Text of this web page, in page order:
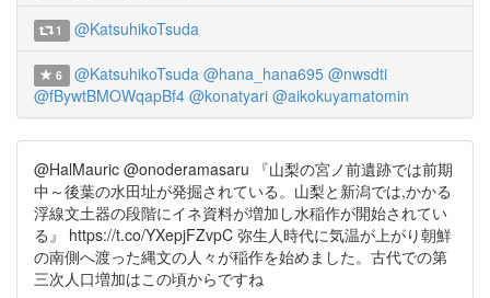
1 @KatsuhikoTsuda
6 @KatsuhikoTsuda @hana_hana695 @nwsdti
@fBywtBMOWqapBf4 @konatyari @aikokuyamatomin
@HalMauric @onoderamasaru 『山梨の宮ノ前遺跡では前期
中～後葉の水田址が発掘されている。山梨と新潟では,かかる
浮線文土器の段階にイネ資料が増加し水稲作が開始されてい
る』 https://t.co/YXepjFZvpC 弥生人時代に気温が上がり朝鮮
の南側へ渡った縄文の人々が稲作を始めました。古代での第
三次人口増加はこの頃からですね